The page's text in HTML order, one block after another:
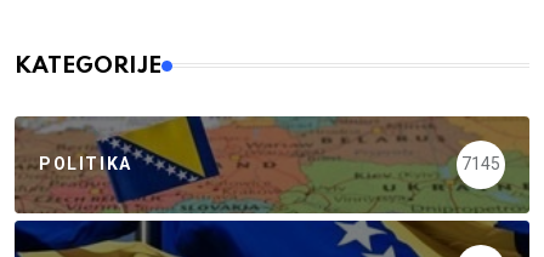
KATEGORIJE
POLITIKA 7145